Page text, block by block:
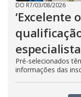
DO R7/03/08/2026
‘Excelente
Pré-selecionados
informações das